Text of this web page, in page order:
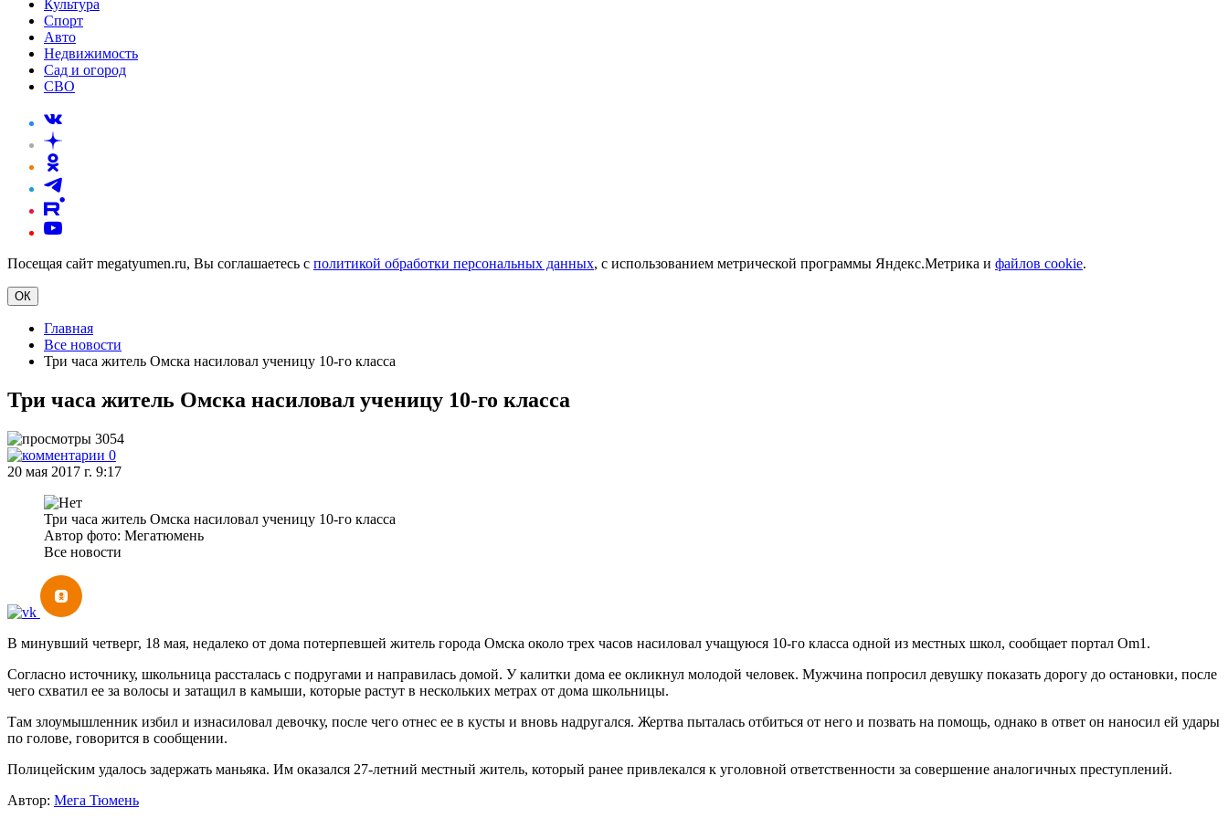
Культура
Спорт
Авто
Недвижимость
Сад и огород
СВО
Посещая сайт megatyumen.ru, Вы соглашаетесь с политикой обработки персональных данных, с использованием метрической программы Яндекс.Метрика и файлов cookie.
ОК
Главная
Все новости
Три часа житель Омска насиловал ученицу 10-го класса
Три часа житель Омска насиловал ученицу 10-го класса
3054
0
20 мая 2017 г. 9:17
Три часа житель Омска насиловал ученицу 10-го класса
Автор фото: Мегатюмень
Все новости
В минувший четверг, 18 мая, недалеко от дома потерпевшей житель города Омска около трех часов насиловал учащуюся 10-го класса одной из местных школ, сообщает портал Om1.
Согласно источнику, школьница рассталась с подругами и направилась домой. У калитки дома ее окликнул молодой человек. Мужчина попросил девушку показать дорогу до остановки, после
чего схватил ее за волосы и затащил в камыши, которые растут в нескольких метрах от дома школьницы.
Там злоумышленник избил и изнасиловал девочку, после чего отнес ее в кусты и вновь надругался. Жертва пыталась отбиться от него и позвать на помощь, однако в ответ он наносил ей удары
по голове, говорится в сообщении.
Полицейским удалось задержать маньяка. Им оказался 27-летний местный житель, который ранее привлекался к уголовной ответственности за совершение аналогичных преступлений.
Автор: Мега Тюмень